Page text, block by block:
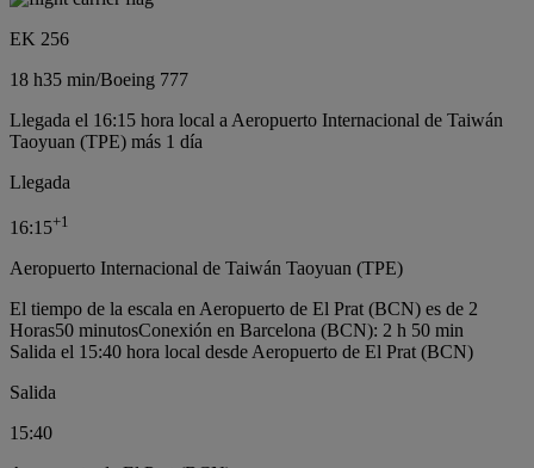
EK 256
18 h35 min/Boeing 777
Llegada el 16:15 hora local a Aeropuerto Internacional de Taiwán
Taoyuan (TPE) más 1 día
Llegada
16:15+1
Aeropuerto Internacional de Taiwán Taoyuan (TPE)
El tiempo de la escala en Aeropuerto de El Prat (BCN) es de 2
Horas50 minutosConexión en Barcelona (BCN): 2 h 50 min
Salida el 15:40 hora local desde Aeropuerto de El Prat (BCN)
Salida
15:40